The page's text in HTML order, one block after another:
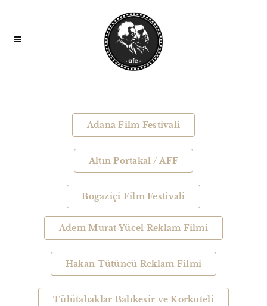
Adana Film Festivali
Altın Portakal / AFF
Boğaziçi Film Festivali
Adem Murat Yücel Reklam Filmi
Hakan Tütüncü Reklam Filmi
Tülütabaklar Balıkesir ve Korkuteli